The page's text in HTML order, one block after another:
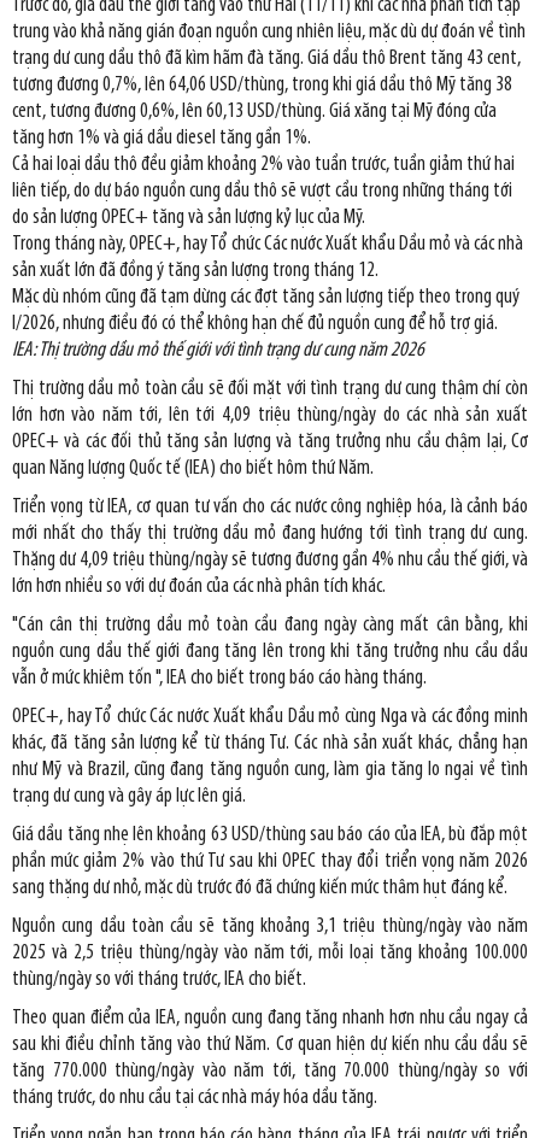
Trước đó, giá dầu thế giới tăng vào thứ Hai (11/11) khi các nhà phân tích tập
trung vào khả năng gián đoạn nguồn cung nhiên liệu, mặc dù dự đoán về tình
trạng dư cung dầu thô đã kìm hãm đà tăng. Giá dầu thô Brent tăng 43 cent,
tương đương 0,7%, lên 64,06 USD/thùng, trong khi giá dầu thô Mỹ tăng 38
cent, tương đương 0,6%, lên 60,13 USD/thùng. Giá xăng tại Mỹ đóng cửa
tăng hơn 1% và giá dầu diesel tăng gần 1%.
Cả hai loại dầu thô đều giảm khoảng 2% vào tuần trước, tuần giảm thứ hai
liên tiếp, do dự báo nguồn cung dầu thô sẽ vượt cầu trong những tháng tới
do sản lượng OPEC+ tăng và sản lượng kỷ lục của Mỹ.
Trong tháng này, OPEC+, hay Tổ chức Các nước Xuất khẩu Dầu mỏ và các nhà
sản xuất lớn đã đồng ý tăng sản lượng trong tháng 12.
Mặc dù nhóm cũng đã tạm dừng các đợt tăng sản lượng tiếp theo trong quý
I/2026, nhưng điều đó có thể không hạn chế đủ nguồn cung để hỗ trợ giá.
IEA: Thị trường dầu mỏ thế giới với tình trạng dư cung năm 2026
Thị trường dầu mỏ toàn cầu sẽ đối mặt với tình trạng dư cung thậm chí còn
lớn hơn vào năm tới, lên tới 4,09 triệu thùng/ngày do các nhà sản xuất
OPEC+ và các đối thủ tăng sản lượng và tăng trưởng nhu cầu chậm lại, Cơ
quan Năng lượng Quốc tế (IEA) cho biết hôm thứ Năm.
Triển vọng từ IEA, cơ quan tư vấn cho các nước công nghiệp hóa, là cảnh báo
mới nhất cho thấy thị trường dầu mỏ đang hướng tới tình trạng dư cung.
Thặng dư 4,09 triệu thùng/ngày sẽ tương đương gần 4% nhu cầu thế giới, và
lớn hơn nhiều so với dự đoán của các nhà phân tích khác.
"Cán cân thị trường dầu mỏ toàn cầu đang ngày càng mất cân bằng, khi
nguồn cung dầu thế giới đang tăng lên trong khi tăng trưởng nhu cầu dầu
vẫn ở mức khiêm tốn ", IEA cho biết trong báo cáo hàng tháng.
OPEC+, hay Tổ chức Các nước Xuất khẩu Dầu mỏ cùng Nga và các đồng minh
khác, đã tăng sản lượng kể từ tháng Tư. Các nhà sản xuất khác, chẳng hạn
như Mỹ và Brazil, cũng đang tăng nguồn cung, làm gia tăng lo ngại về tình
trạng dư cung và gây áp lực lên giá.
Giá dầu tăng nhẹ lên khoảng 63 USD/thùng sau báo cáo của IEA, bù đắp một
phần mức giảm 2% vào thứ Tư sau khi OPEC thay đổi triển vọng năm 2026
sang thặng dư nhỏ, mặc dù trước đó đã chứng kiến mức thâm hụt đáng kể.
Nguồn cung dầu toàn cầu sẽ tăng khoảng 3,1 triệu thùng/ngày vào năm
2025 và 2,5 triệu thùng/ngày vào năm tới, mỗi loại tăng khoảng 100.000
thùng/ngày so với tháng trước, IEA cho biết.
Theo quan điểm của IEA, nguồn cung đang tăng nhanh hơn nhu cầu ngay cả
sau khi điều chỉnh tăng vào thứ Năm. Cơ quan hiện dự kiến nhu cầu dầu sẽ
tăng 770.000 thùng/ngày vào năm tới, tăng 70.000 thùng/ngày so với
tháng trước, do nhu cầu tại các nhà máy hóa dầu tăng.